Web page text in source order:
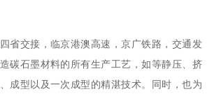
省交接，临京港澳高速，京广铁路，交通发
碳石墨材料的所有生产工艺，如等静压、挤
成型以及一次成型的精湛技术。同时，也为